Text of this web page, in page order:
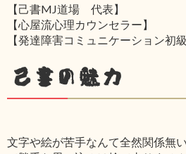
【己書MJ道場 代表】
【心屋流心理カウンセラー】
【発達障害コミュニケーション初
己書の魅力
文字や絵が苦手なんて全然関係無